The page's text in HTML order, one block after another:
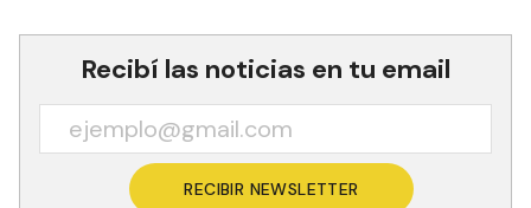
Recibí las noticias en tu email
RECIBIR NEWSLETTER